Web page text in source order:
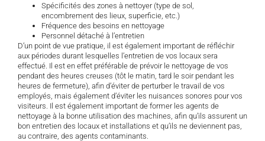
Spécificités des zones à nettoyer (type de sol,
encombrement des lieux, superficie, etc.)
Fréquence des besoins en nettoyage
Personnel détaché à l’entretien
D’un point de vue pratique, il est également important de réfléchir
aux périodes durant lesquelles l’entretien de vos locaux sera
effectué. Il est en effet préférable de prévoir le nettoyage de vos
pendant des heures creuses (tôt le matin, tard le soir pendant les
heures de fermeture), afin d’éviter de perturber le travail de vos
employés, mais également d’éviter les nuisances sonores pour vos
visiteurs. Il est également important de former les agents de
nettoyage à la bonne utilisation des machines, afin qu’ils assurent un
bon entretien des locaux et installations et qu’ils ne deviennent pas,
au contraire, des agents contaminants.